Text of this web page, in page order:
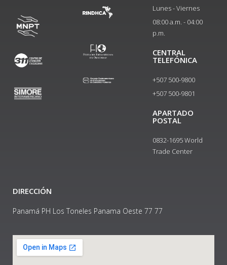
Lunes - Viernes
08:00 a.m. - 04:00
p.m.
CENTRAL
TELEFÓNICA
+507 500-9800
+507 500-9801​
APARTADO
POSTAL
0832-1695 World
Trade Center
DIRECCIÓN
Panamá PH Los Toneles Panama Oeste 77 77